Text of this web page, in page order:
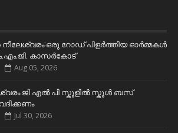
നീലേശ്വരം:ഒരു റോഡ് പിളർത്തിയ ഓർമ്മകൾ
കാസർകോട്
Aug 05, 2026
ജി എൽ പി സ്കൂളിൽ സ്കൂൾ ബസ്
Jul 30, 2026